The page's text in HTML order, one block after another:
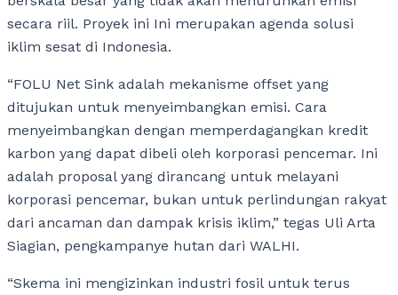
secara riil. Proyek ini Ini merupakan agenda solusi
iklim sesat di Indonesia.
“FOLU Net Sink adalah mekanisme offset yang
ditujukan untuk menyeimbangkan emisi. Cara
menyeimbangkan dengan memperdagangkan kredit
karbon yang dapat dibeli oleh korporasi pencemar. Ini
adalah proposal yang dirancang untuk melayani
korporasi pencemar, bukan untuk perlindungan rakyat
dari ancaman dan dampak krisis iklim,” tegas Uli Arta
Siagian, pengkampanye hutan dari WALHI.
“Skema ini mengizinkan industri fosil untuk terus